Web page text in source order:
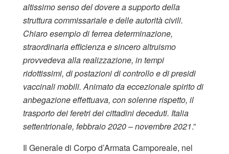
altissimo senso del dovere a supporto della
struttura commissariale e delle autorità civili.
Chiaro esempio di ferrea determinazione,
straordinaria efficienza e sincero altruismo
provvedeva alla realizzazione, in tempi
ridottissimi, di postazioni di controllo e di presidi
vaccinali mobili. Animato da eccezionale spirito di
anbegazione effettuava, con solenne rispetto, il
trasporto dei feretri dei cittadini deceduti. Italia
settentrionale, febbraio 2020 – novembre 2021.”
Il Generale di Corpo d’Armata Camporeale, nel